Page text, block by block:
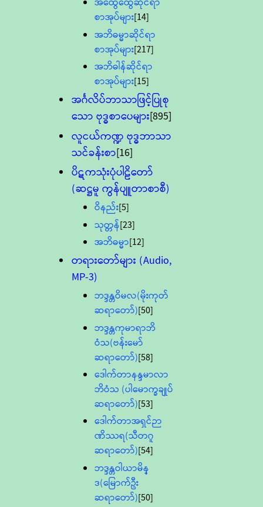
စာအုပ်များ[14]
အဘိဓမ္မာဆိုင်ရာ
စာအုပ်များ[217]
အဘိဓါန်ဆိုင်ရာ
စာအုပ်များ[15]
အင်္ဂလိပ်ဘာသာဖြင့်ပြုစု
သော ဗုဒ္ဓစာပေများ[895]
လူငယ်ကဏ္ဍ ဗုဒ္ဓဘာသာ
သင်ခန်းစာ[16]
ပိဋကသုံးပုံပါဠိတော်
(ဆဋ္ဌမူ ကွန်ပျူတာစာစီ)
ဝိနည်း[5]
သုတ္တန်[23]
အဘိဓမ္မာ[12]
တရားတော်များ (Audio,
MP-3)
ဘဒ္ဒန္တဝိမလ(မိုးကုတ်
ဆရာတော်)[50]
ဘဒ္ဒန္တကုမာရာဘိ
ဝံသ(ဗန်းမော်
ဆရာတော်)[58]
ဒေါက်တာနန္ဒမာလာ
ဘိဝံသ (ပါမောက္ခချုပ်
ဆရာတော်)[53]
ဒေါက်တာအရှင်ဉာ
ဏိဿရ(သီတဂူ
ဆရာတော်)[54]
ဘဒ္ဒန္တဝါယာမိန္
ဒ(မြောက်ဦး
ဆရာတော်)[50]